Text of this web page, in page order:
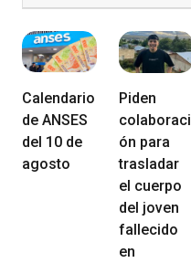
Calendario
de ANSES
del 10 de
agosto
Piden
colaboraci
ón para
trasladar
el cuerpo
del joven
fallecido
en